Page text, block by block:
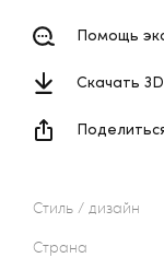
Стиль / дизайн
Страна
Помощь
Скачать